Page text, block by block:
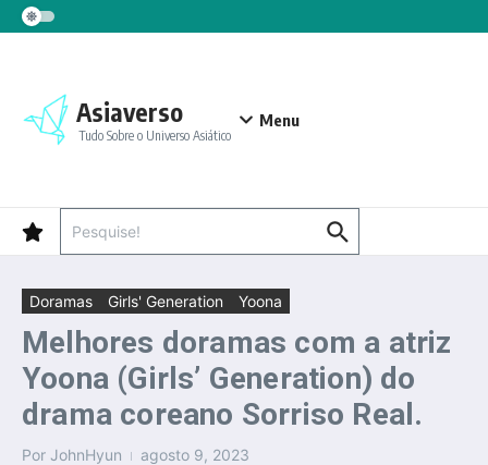
Ir para o conteúdo
Asiaverso
Tudo Sobre o Universo Asiático
Menu
Doramas Girls' Generation Yoona
Melhores doramas com a atriz
Yoona (Girls’ Generation) do
drama coreano Sorriso Real.
Por JohnHyun agosto 9, 2023